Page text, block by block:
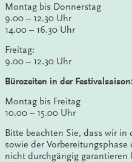
Montag bis Donnerstag
9.00 – 12.30 Uhr
14.00 – 16.30 Uhr
Freitag:
9.00 – 12.30 Uhr
Bürozeiten in der
Montag bis Freitag
10.00 – 15.00 Uhr
Bitte beachten Sie, dass wir in
sowie der Vorbereitungsphase
nicht durchgängig garantieren